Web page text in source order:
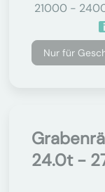
21000 -
Nur für
24.0t -